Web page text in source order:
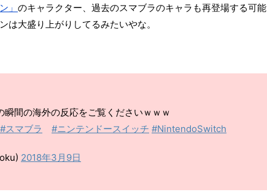
」 のキャラクター、過去のスマブラのキャラも再登場する可能
は大盛り上がりしてるみたいやな。
間の海外の反応をご覧くださいｗｗｗ
#スマブラ #ニンテンドースイッチ #NintendoSwitch
2018年3月9日